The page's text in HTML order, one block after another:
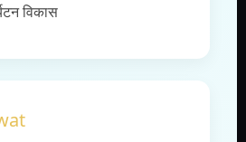
विकास